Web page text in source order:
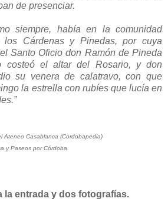
de presenciar.
siempre, había en la comunidad
los Cárdenas y Pinedas, por cuya
Santo Oficio don Ramón de Pineda
costeó el altar del Rosario, y don
su venera de calatravo, con que
la estrella con rubíes que lucía en
Ateneo Casablanca (Cordobapedia)
y Paseos por Córdoba.
la entrada y dos fotografías.